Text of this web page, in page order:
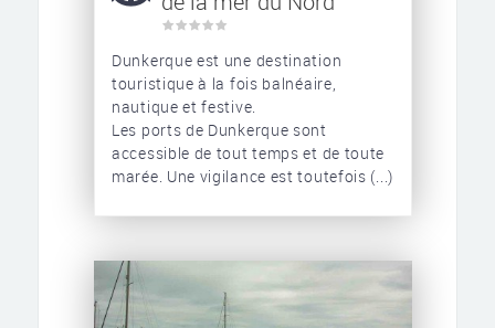
Dunkerque est une destination
touristique à la fois balnéaire,
nautique et festive.
Les ports de Dunkerque sont
accessible de tout temps et de toute
marée. Une vigilance est toutefois (...)